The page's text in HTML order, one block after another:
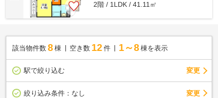
2階 / 1LDK / 41.11㎡
該当物件数 8棟 空き数 12 件 1～8 棟を表示
駅で絞り込む 変更
絞り込み条件： なし 変更